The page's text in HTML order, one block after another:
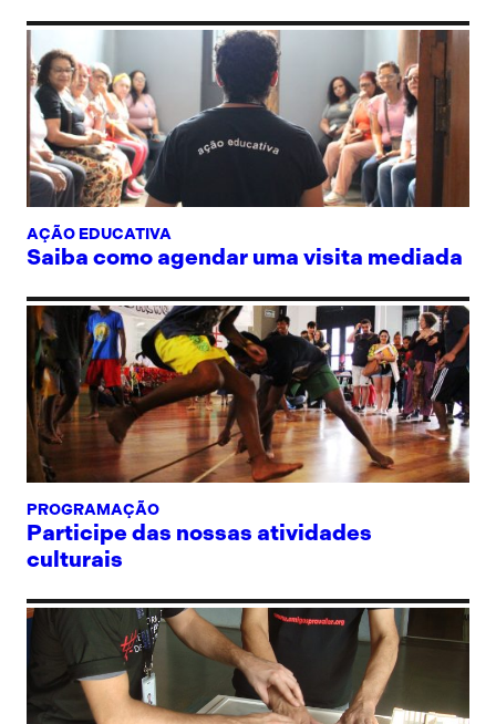
AÇÃO EDUCATIVA
Saiba como agendar uma visita mediada
PROGRAMAÇÃO
Participe das nossas atividades
culturais